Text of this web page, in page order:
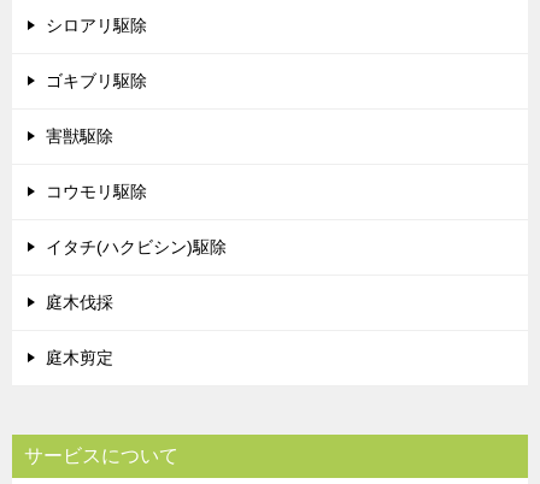
シロアリ駆除
ゴキブリ駆除
害獣駆除
コウモリ駆除
イタチ(ハクビシン)駆除
庭木伐採
庭木剪定
サービスについて